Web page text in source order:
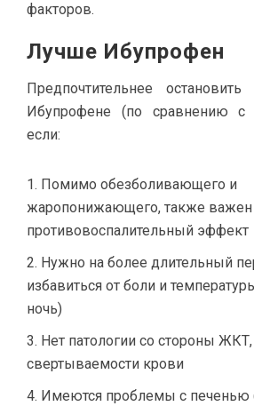
факторов.
Лучше Ибупрофен
Предпочтительнее
Ибупрофене (по сравнению с
если:
Помимо обезболивающего и
жаропонижающего, также важен
противовоспалительный эффект
Нужно на более длительный
избавиться от боли и
ночь)
Нет патологии со стороны
свертываемости крови
Имеются проблемы с печенью